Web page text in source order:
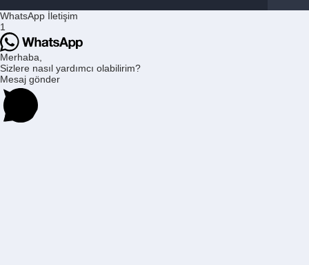
WhatsApp İletişim
1
Merhaba,
Sizlere nasıl yardımcı olabilirim?
Mesaj gönder